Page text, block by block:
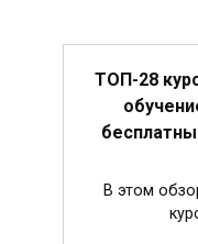
ТОП-28
В этом